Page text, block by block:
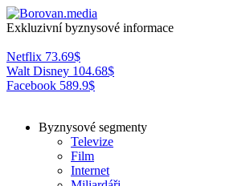
Exkluzivní byznysové informace
Netflix 73.69$
Walt Disney 104.68$
Facebook 589.9$
Byznysové segmenty
Televize
Film
Internet